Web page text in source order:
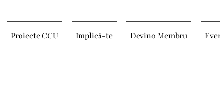
Proiecte CCU Implică-te Devino Membru